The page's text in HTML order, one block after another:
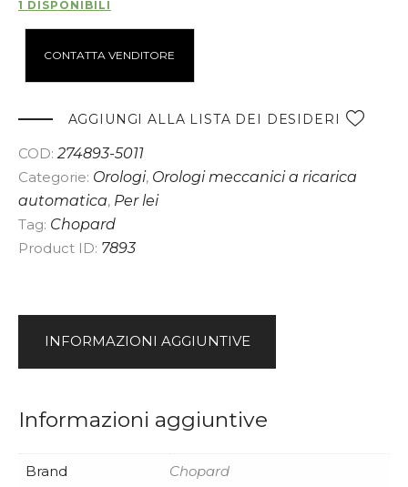
1 DISPONIBILI
CONTATTA VENDITORE
t
e
a
AGGIUNGI ALLA LISTA DEI DESIDERI
COD: 274893-5011
Categorie: Orologi, Orologi meccanici a ricarica
automatica, Per lei
Tag: Chopard
Product ID: 7893
INFORMAZIONI AGGIUNTIVE
Informazioni aggiuntive
Brand Chopard